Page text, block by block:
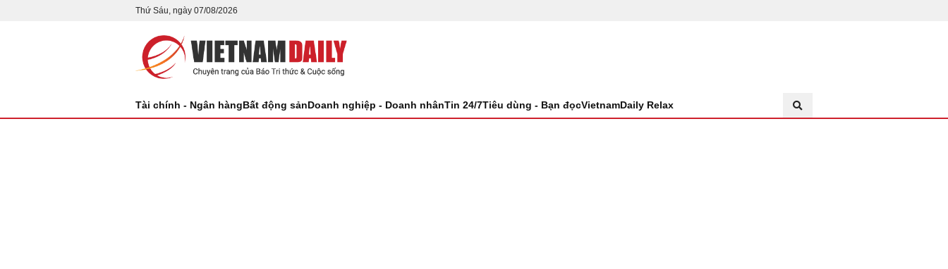
Thứ Sáu, ngày 07/08/2026
Tài chính - Ngân hàngBất động sảnDoanh nghiệp - Doanh nhânTin 24/7Tiêu dùng - Bạn đọcVietnamDaily Relax